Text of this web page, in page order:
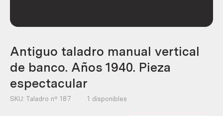
Antiguo taladro manual vertical
de banco. Años 1940. Pieza
espectacular
SKU: Taladro nº 187 1 disponibles